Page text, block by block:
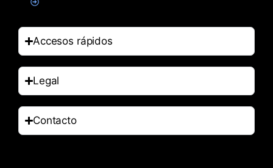
Accesos rápidos
Legal
Contacto